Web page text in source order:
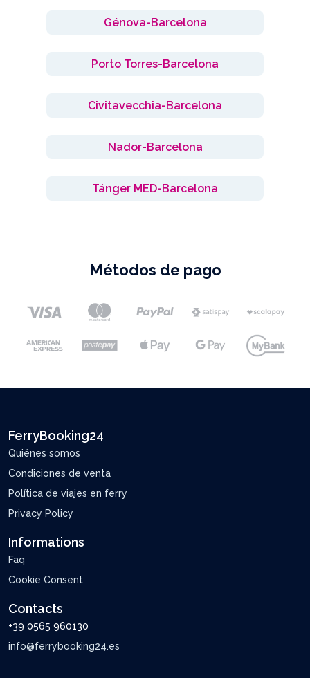
Génova-Barcelona
Porto Torres-Barcelona
Civitavecchia-Barcelona
Nador-Barcelona
Tánger MED-Barcelona
Métodos de pago
FerryBooking24
Quiénes somos
Condiciones de venta
Política de viajes en ferry
Privacy Policy
Informations
Faq
Cookie Consent
Contacts
+39 0565 960130
info@ferrybooking24.es